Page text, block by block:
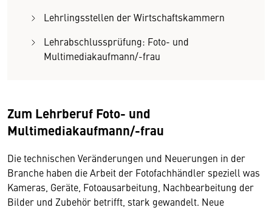
Lehrlingsstellen der Wirtschaftskammern
Lehrabschlussprüfung: Foto- und
Multimediakaufmann/-frau
Zum Lehrberuf Foto- und
Multimediakaufmann/-frau
Die technischen Veränderungen und Neuerungen in der
Branche haben die Arbeit der Fotofachhändler speziell was
Kameras, Geräte, Fotoausarbeitung, Nachbearbeitung der
Bilder und Zubehör betrifft, stark gewandelt. Neue